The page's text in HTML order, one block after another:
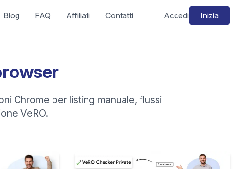
Blog FAQ Affiliati Contatti Accedi Inizia
Chrome per listing manuale, flussi
VeRO.